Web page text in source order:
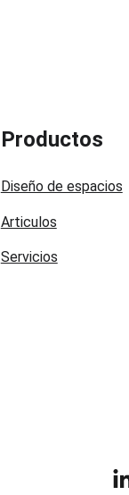
Productos
Diseño de espacios
Articulos
Servicios